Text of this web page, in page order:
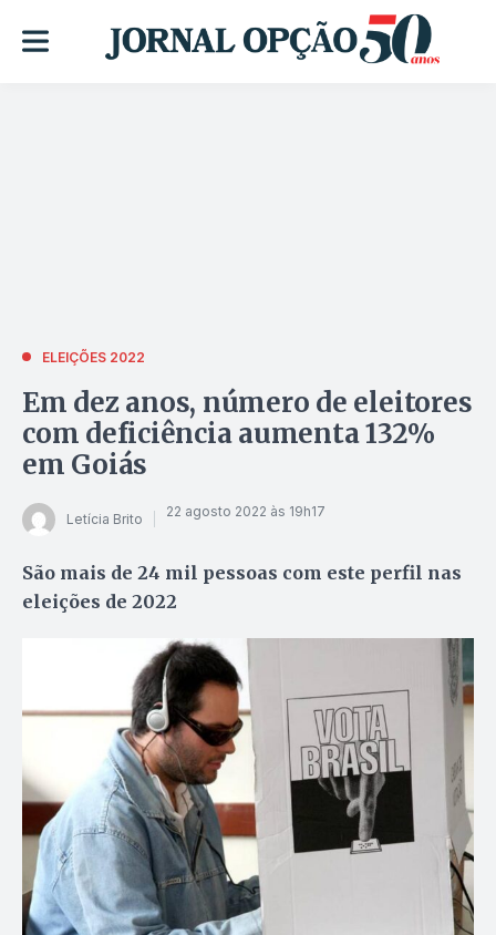
ELEIÇÕES 2022
Em dez anos, número de eleitores
com deficiência aumenta 132%
em Goiás
Letícia Brito 22 agosto 2022 às 19h17
São mais de 24 mil pessoas com este perfil nas
eleições de 2022